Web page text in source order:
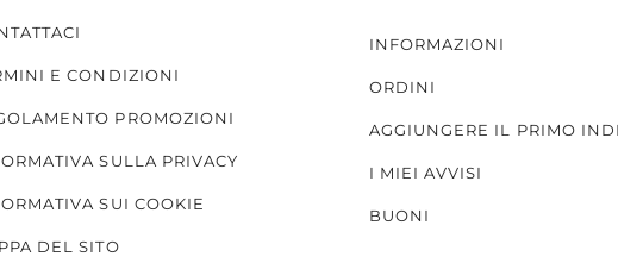
E CONDIZIONI
PROMOZIONI
SULLA PRIVACY
SUI COOKIE
DEL SITO
INFORMAZIONI
ORDINI
AGGIUNGERE IL PRIMO
I MIEI AVVISI
BUONI